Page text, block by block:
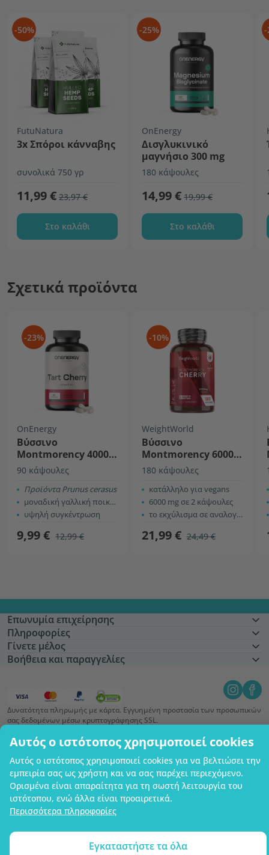
Αυτός ο ιστότοπος χρησιμοποιεί cookies
Αυτός ο ιστότοπος χρησιμοποιεί cookies για να βελτιώσει την
εμπειρία σας ως χρήστη και να σας παρέχει περιεχόμενο.
Ορισμένα είναι απαραίτητα για τη σωστή λειτουργία του
ιστότοπου, ενώ άλλα είναι προαιρετικά.
Περισσότερα πληροφορίες
Εγκαταστήστε τα όλα
-50%
FutuNatura
3x Σπόροι κάνναβης
συνολικά 750 γρ
11,99 € 23,97 €
Στο καλάθι
-25%
OnEnergy
Δισγλυκινικό
μαγνήσιο 300 mg
180 κάψουλες
14,99 € 19,99 €
Στο καλάθι
-
Σχετικά προϊόντα
-23%
OnEnergy
Βύσσινο
Montmorency 4000
mg – εκχύλισμα 10:1
90 κάψουλες
Προϊόντα Prunus cerasus
μοναδική γαλλική ποικιλία
υψηλή συγκέντρωση
9,99 € 12,99 €
-10%
WeightWorld
Βύσσινο
Montmorency 6000
mg
180 κάψουλες
κατάλληλο για vegans
6000 mg σε 2 κάψουλες
το εκχύλισμα σε αναλογία 50:1 αντιστοιχεί σε 6000 mg βύσσινου σε σκόνη
21,99 € 24,49 €
Επωνυμία επιχείρησης
Πληροφορίες
Γίνετε μέλος
Βοήθεια και παραγγελίες
Δυνατότητα πληρωμής με κάρτα. Εγγυημένη προστασία των προσωπικών
σας δεδομένων μέσω κρυπτογράφησης SSL.
Χάρτης ιστότοπουΧρήση των cookiesΡυθμίσεις cookies